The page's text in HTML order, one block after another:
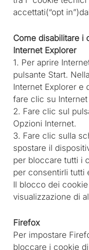
accettati(“opt
Come disabilitare i
Internet Explorer
1. Per aprire
pulsante Start.
Internet Explorer e
fare clic su Internet
2. Fare clic sul
Opzioni Internet.
3. Fare clic sulla
spostare il
per bloccare tutti i
per consentirli tutti
Il blocco dei
visualizzazione di
Firefox
Per impostare
bloccare i cookie